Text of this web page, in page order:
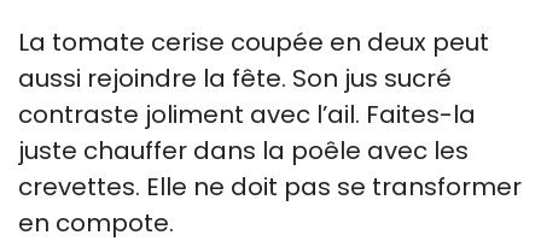
La tomate cerise coupée en deux peut
aussi rejoindre la fête. Son jus sucré
contraste joliment avec l’ail. Faites-la
juste chauffer dans la poêle avec les
crevettes. Elle ne doit pas se transformer
en compote.